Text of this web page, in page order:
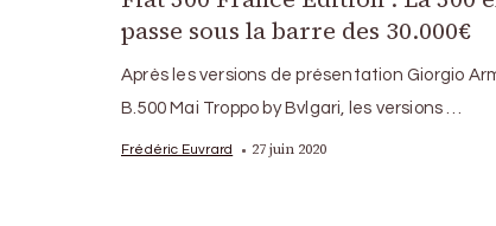
passe sous la barre des 30.000€
Après les versions de présentation Giorgio
B.500 Mai Troppo by Bvlgari, les versions …
Frédéric Euvrard 27 juin 2020